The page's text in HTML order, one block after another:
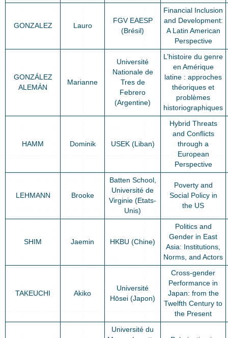
GONZALEZ Lauro
FGV EAESP
(Brésil)
Financial Inclusion
and Development:
A Latin American
Perspective
GONZÁLEZ
ALEMÁN
Marianne
Université
Nationale de
Tres de
Febrero
(Argentine)
L’histoire du genre
en Amérique
latine : approches
théoriques et
problèmes
historiographiques
HAMM Dominik USEK (Liban)
Hybrid Threats
and Conflicts
through a
European
Perspective
LEHMANN Brooke
Batten School,
Université de
Virginie (Etats-
Unis)
Poverty and
Social Policy in
the US
SHIM Jaemin HKBU (Chine)
Politics and
Gender in East
Asia: Institutions,
Norms, and Actors
TAKEUCHI Akiko
Université
Hōsei (Japon)
Cross-gender
Performance in
Japan: from the
Twelfth Century to
the Present
Université du